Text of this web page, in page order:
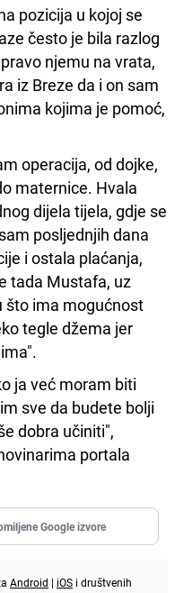
pozicija u kojoj se
često je bila razlog
njemu na vrata,
iz Breze da i on sam
kojima je pomoć,
operacija, od dojke,
maternice. Hvala
dijela tijela, gdje se
posljednjih dana
i ostala plaćanja,
tada Mustafa, uz
što ima mogućnost
tegle džema jer
ja već moram biti
sve da budete bolji
dobra učiniti",
portala
Google izvore
Android | iOS i društvenih